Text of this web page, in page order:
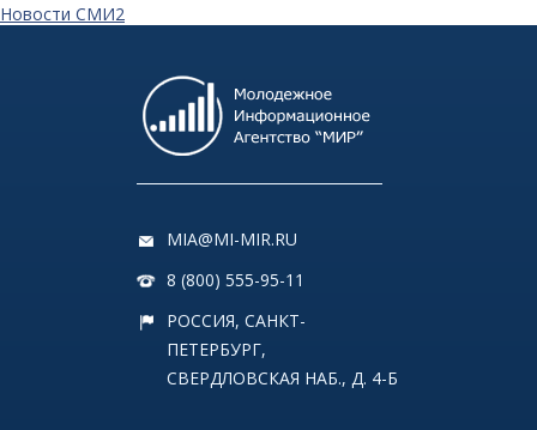
Новости СМИ2
MIA@MI-MIR.RU
8 (800) 555-95-11
РОССИЯ, САНКТ-
ПЕТЕРБУРГ,
СВЕРДЛОВСКАЯ НАБ., Д. 4-Б